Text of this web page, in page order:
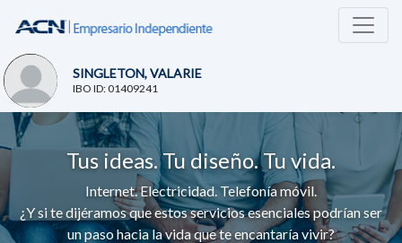
SINGLETON, VALARIE
IBO ID: 01409241
Tus ideas. Tu diseño. Tu vida.
Internet. Electricidad. Telefonía móvil.
¿Y si te dijéramos que estos servicios esenciales podrían ser
un paso hacia la vida que te encantaría vivir?